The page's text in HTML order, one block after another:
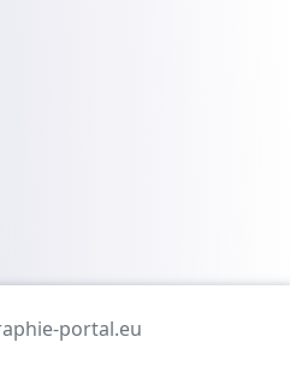
portal.eu